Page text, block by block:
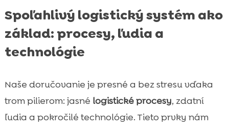
Spoľahlivý logistický systém ako
základ: procesy, ľudia a
technológie
Naše doručovanie je presné a bez stresu vďaka
trom pilierom: jasné logistické procesy, zdatní
ľudia a pokročilé technológie. Tieto prvky nám